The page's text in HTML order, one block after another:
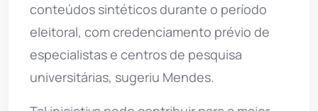
conteúdos sintéticos durante o período
eleitoral, com credenciamento prévio de
especialistas e centros de pesquisa
universitárias, sugeriu Mendes.